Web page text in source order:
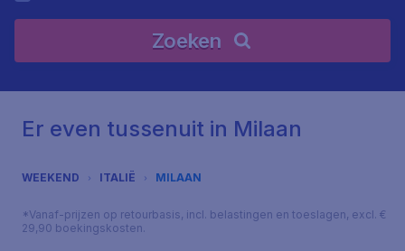
Zoeken
Er even tussenuit in Milaan
WEEKEND ITALIË MILAAN
*Vanaf-prijzen op retourbasis, incl. belastingen en toeslagen, excl. €
29,90 boekingskosten.